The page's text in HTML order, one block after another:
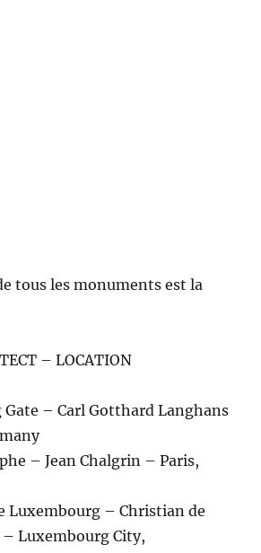
tous les monuments est la
– LOCATION
Gate – Carl Gotthard Langhans
– Jean Chalgrin – Paris,
Luxembourg – Christian de
Luxembourg City,